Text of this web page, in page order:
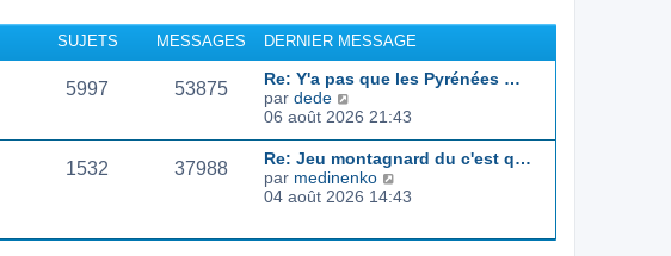
s
a
e
r
e
s
e
l
e
d
e
n
i
e
r
m
l
t
e
r
e
d
e
r
n
e
SUJETS MESSAGES DERNIER MESSAGE
5997 53875
Re: Y'a pas que les Pyrénées …
par dede
o
s
u
l
06 août 2026 21:43
1532 37988
Re: Jeu montagnard du c'est q…
par medinenko
o
04 août 2026 14:43